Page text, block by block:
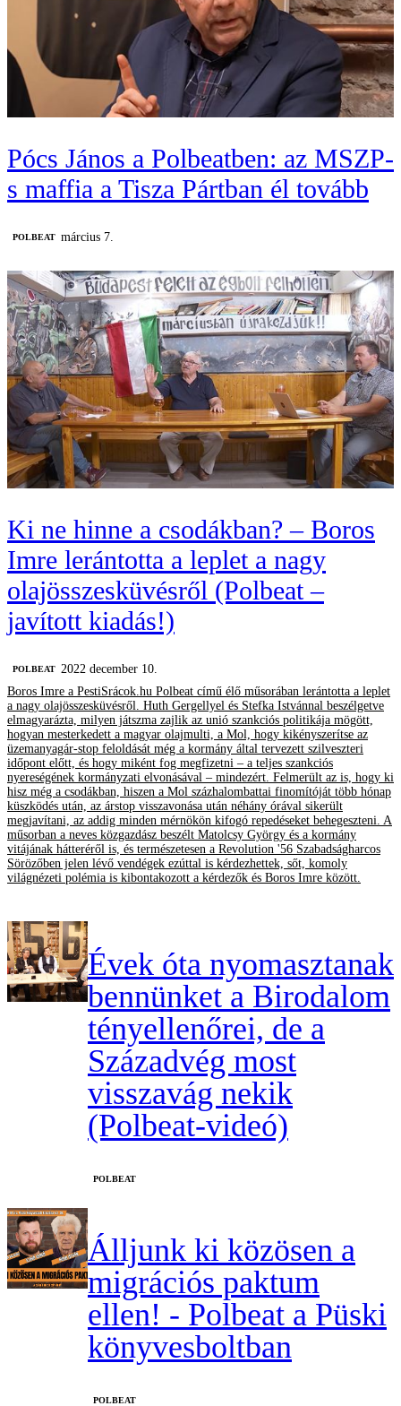
Pócs János a Polbeatben: az MSZP-
s maffia a Tisza Pártban él tovább
‎POLBEAT március 7.
Ki ne hinne a csodákban? – Boros
Imre lerántotta a leplet a nagy
olajösszesküvésről (Polbeat –
javított kiadás!)
‎POLBEAT
2022 december 10.
Boros Imre a PestiSrácok.hu Polbeat című élő műsorában lerántotta a leplet
a nagy olajösszesküvésről. Huth Gergellyel és Stefka Istvánnal beszélgetve
elmagyarázta, milyen játszma zajlik az unió szankciós politikája mögött,
hogyan mesterkedett a magyar olajmulti, a Mol, hogy kikényszerítse az
üzemanyagár-stop feloldását még a kormány által tervezett szilveszteri
időpont előtt, és hogy miként fog megfizetni – a teljes szankciós
nyereségének kormányzati elvonásával – mindezért. Felmerült az is, hogy ki
hisz még a csodákban, hiszen a Mol százhalombattai finomítóját több hónap
küszködés után, az árstop visszavonása után néhány órával sikerült
megjavítani, az addig minden mérnökön kifogó repedéseket behegeszteni. A
műsorban a neves közgazdász beszélt Matolcsy György és a kormány
vitájának hátteréről is, és természetesen a Revolution '56 Szabadságharcos
Sörözőben jelen lévő vendégek ezúttal is kérdezhettek, sőt, komoly
világnézeti polémia is kibontakozott a kérdezők és Boros Imre között.
Évek óta nyomasztanak
bennünket a Birodalom
tényellenőrei, de a
Századvég most
visszavág nekik
(Polbeat-videó)
‎POLBEAT
Álljunk ki közösen a
migrációs paktum
ellen! - Polbeat a Püski
könyvesboltban
‎POLBEAT